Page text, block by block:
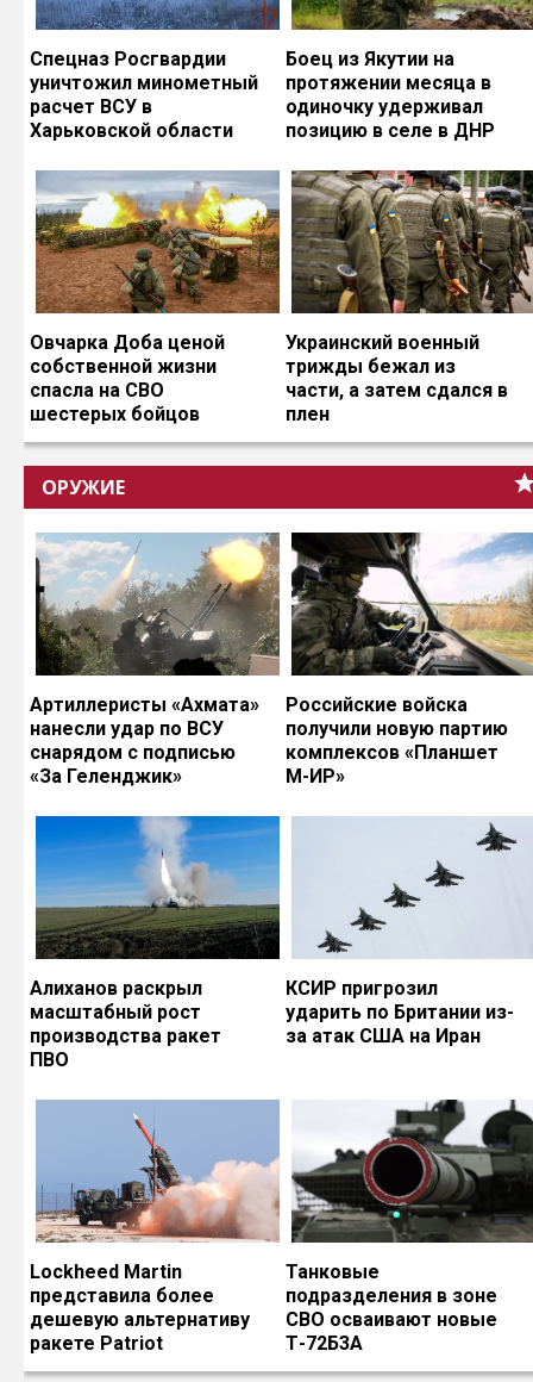
Спецназ Росгвардии
уничтожил минометный
расчет ВСУ в
Харьковской области
Боец из Якутии на
протяжении месяца в
одиночку удерживал
позицию в селе в ДНР
Овчарка Доба ценой
собственной жизни
спасла на СВО
шестерых бойцов
Украинский военный
трижды бежал из
части, а затем сдался в
плен
ОРУЖИЕ
Артиллеристы «Ахмата»
нанесли удар по ВСУ
снарядом с подписью
«За Геленджик»
Российские войска
получили новую партию
комплексов «Планшет
М-ИР»
Алиханов раскрыл
масштабный рост
производства ракет
ПВО
КСИР пригрозил
ударить по Британии из-
за атак США на Иран
Lockheed Martin
представила более
дешевую альтернативу
ракете Patriot
Танковые
подразделения в зоне
СВО осваивают новые
Т-72Б3А